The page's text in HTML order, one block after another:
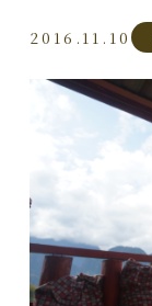
2016.11.10